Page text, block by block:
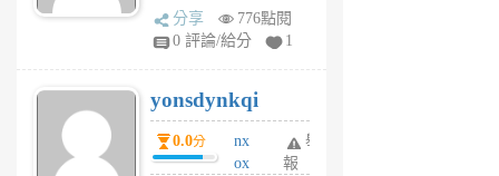
wt
sv
6
個
月
前
分享
776點閱
0 評論/給分
1
yonsdynkqi
0.0分
nx
ox
舉
報